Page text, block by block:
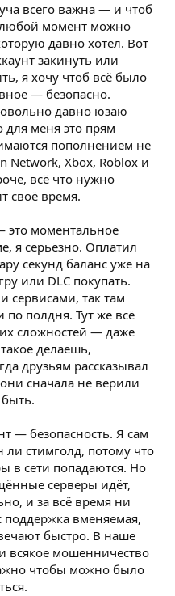
всего важна — и чтоб
любой момент можно
давно хотел. Вот
закинуть или
я хочу чтоб всё было
— безопасно.
давно юзаю
для меня это прям
пополнением не
Network, Xbox, Roblox и
всё что нужно
своё время.
это моментальное
я серьёзно. Оплатил
секунд баланс уже на
или DLC покупать.
сервисами, так там
полдня. Тут же всё
сложностей — даже
делаешь,
друзьям рассказывал
сначала не верили
— безопасность. Я сам
ли стимголд, потому что
в сети попадаются. Но
серверы идёт,
и за всё время ни
вменяемая,
быстро. В наше
всякое мошенничество
чтобы можно было